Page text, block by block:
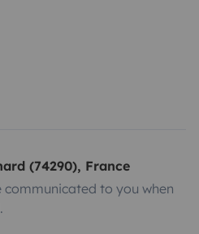
(74290), France
to you when